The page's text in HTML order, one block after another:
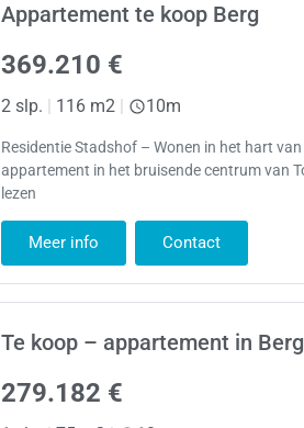
Appartement te koop Berg
369.210 €
2 slp. 116 m2 10m
Residentie Stadshof – Wonen in het hart
appartement in het bruisende centrum van
lezen
Meer info Contact
Te koop – appartement in Berg
279.182 €